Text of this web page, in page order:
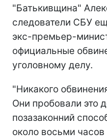
"Батькивщина"
следователи СБУ
экс-премьер-
официальные
уголовному делу.
"Никакого
Они пробовали это
позазаконний
около восьми